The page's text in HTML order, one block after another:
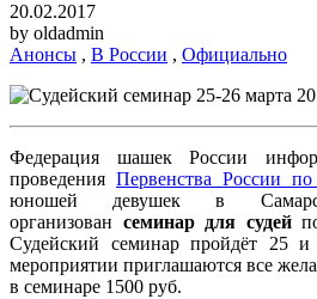
20.02.2017
by oldadmin
Анонсы , В России , Официально
Федерация шашек России
проведения Первенства России
юношей девушек в
организован семинар для судей
Судейский семинар пройдёт 25
мероприятии приглашаются все
в семинаре 1500 руб.